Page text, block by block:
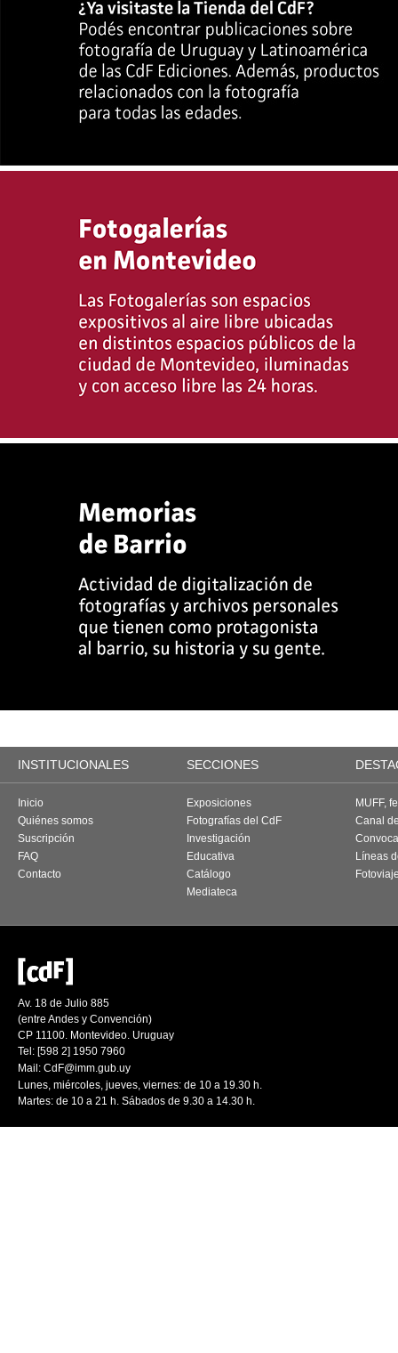
INSTITUCIONALES SECCIONES
Inicio
Quiénes somos
Suscripción
FAQ
Contacto
Exposiciones
Fotografías del CdF
Investigación
Educativa
Catálogo
Mediateca
MUFF,
Canal
Líneas
Av. 18 de Julio 885
(entre Andes y Convención)
CP 11100. Montevideo. Uruguay
Tel: [598 2] 1950 7960
Mail: CdF@imm.gub.uy
Lunes, miércoles, jueves, viernes: de 10 a 19.30 h.
Martes: de 10 a 21 h. Sábados de 9.30 a 14.30 h.